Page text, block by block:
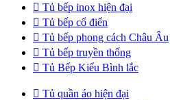
 Tủ bếp inox hiện đại
 Tủ bếp cổ điển
 Tủ bếp phong cách Châu Âu
 Tủ bếp truyền thống
 Tủ Bếp Kiểu Bình lắc
 Tủ quần áo hiện đại